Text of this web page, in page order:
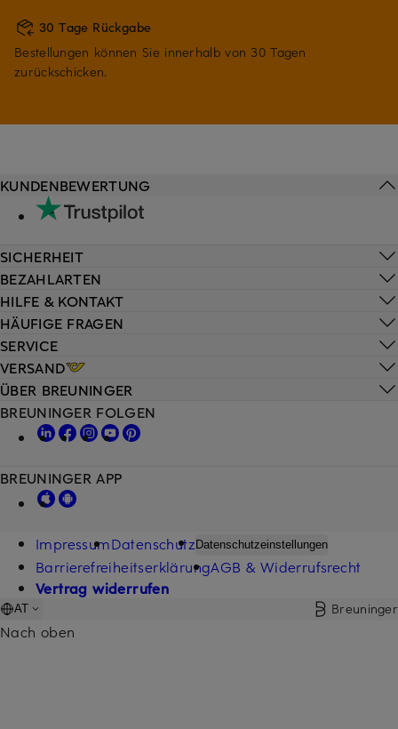
30 Tage Rückgabe
Bestellungen können Sie innerhalb von 30 Tagen
zurückschicken.
HILFE & KONTAKT
HÄUFIGE FRAGEN
SERVICE
VERSAND
KUNDENBEWERTUNG
SICHERHEIT
BEZAHLARTEN
ÜBER BREUNINGER
BREUNINGER FOLGEN
BREUNINGER APP
ImpressumDatenschutz Datenschutzeinstellungen
BarrierefreiheitserklärungAGB & Widerrufsrecht
Vertrag widerrufen
AT Breuninger
Nach oben